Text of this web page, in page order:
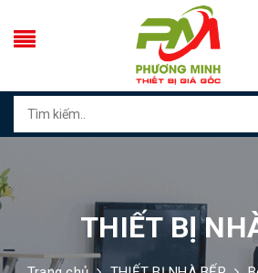
THIẾT BỊ